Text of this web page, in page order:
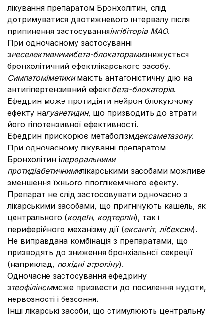
лікування препаратом Бронхолітин, слід
дотримуватися двотижневого інтервалу після
припинення застосуванняінгібіторів МАО.
При одночасному застосуванні
знеселективнимибета-блокаторамизнижується
бронхолітичний ефектлікарського засобу.
Симпатоміметикимають антагоністичну дію на
антигіпертензивний ефектбета-блокаторів.
Ефедрин може протидіяти нейрон блокуючому
ефекту нагуанетидин, що призводить до втрати
його гіпотензивної ефективності.
Ефедрин прискорює метаболізмдексаметазону.
При одночасному лікуванні препаратом
Бронхолітин іпероральними
протидіабетичнимилікарськими засобами можливе
зменшення їхнього гіпоглікемічного ефекту.
Препарат не слід застосовувати одночасно з
лікарськими засобами, що пригнічують кашель, як
центрального (кодеїн, кодтерпін), так і
периферійного механізму дії (ексангіт, лібексин).
Не виправдана комбінація з препаратами, що
призводять до зниження бронхіальної секреції
(наприклад, похідні атропіну).
Одночасне застосування ефедрину
зтеофіліномможе призвести до посилення нудоти,
нервозності і безсоння.
Інші лікарські засоби, що стимулюють центральну